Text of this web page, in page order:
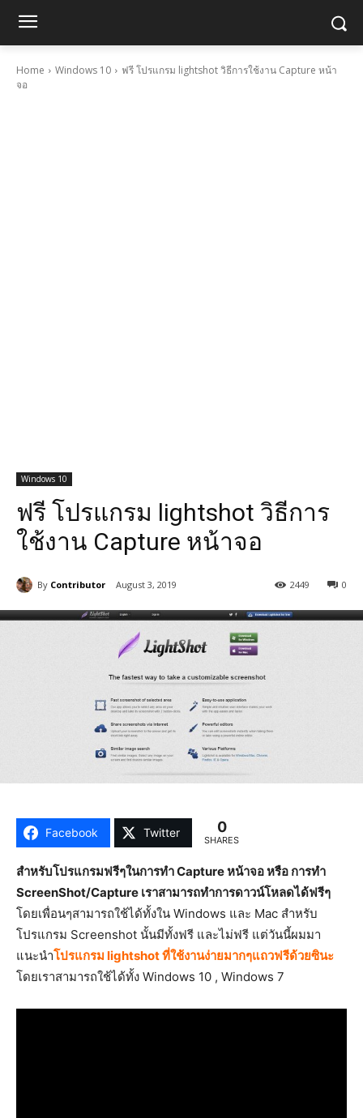
Home Windows 10
ฟรี โปรแกรม lightshot วิธีการใช้งาน Capture หน้า
จอ
Windows 10
ฟรี โปรแกรม lightshot วิธีการ
ใช้งาน Capture หน้าจอ
By Contributor August 3, 2019 0
2449
Facebook Twitter 0
SHARES
สำหรับโปรแกรมฟรีๆในการทำ Capture หน้าจอ หรือ การทำ
ScreenShot/Capture เราสามารถทำการดาวน์โหลดได้ฟรีๆ
โดยเพื่อนๆสามารถใช้ได้ทั้งใน Windows และ Mac สำหรับ
โปรแกรม Screenshot นั้นมีทั้งฟรี และไม่ฟรี แต่วันนี้ผมมา
แนะนำโปรแกรม lightshot ที่ใช้งานง่ายมากๆแถวฟรีด้วยซินะ
โดยเราสามารถใช้ได้ทั้ง Windows 10 , Windows 7